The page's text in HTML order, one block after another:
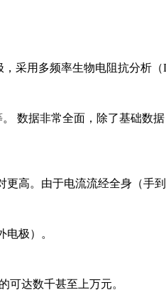
采用多频率生物电阻抗分析
数据非常全面，除了基础数
高。由于电流流经全身（手
极）。
可达数千甚至上万元。